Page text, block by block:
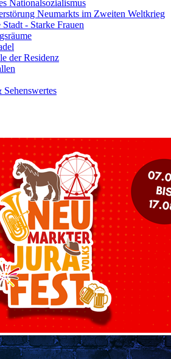
Nationalsozialismus
Neumarkts im Zweiten Weltkrieg
Stadt - Starke Frauen
der Residenz